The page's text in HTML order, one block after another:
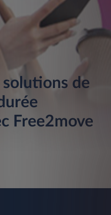
solutions de
Free2move